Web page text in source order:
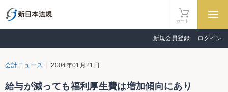
カート
新規会員登録 ログイン
会計ニュース 2004年01月21日
給与が減っても福利厚生費は増加傾向にあり